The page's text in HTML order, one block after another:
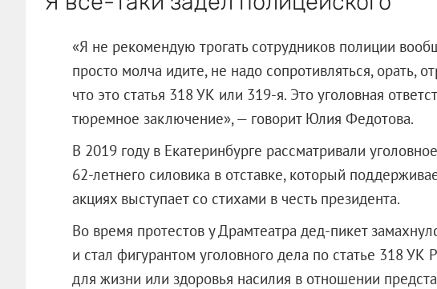
«Я не рекомендую трогать сотрудников полиции
просто молча идите, не надо сопротивляться, орать,
что это статья 318 УК или 319-я. Это уголовная
тюремное заключение», — говорит Юлия Федотова.
В 2019 году в Екатеринбурге рассматривали
62-летнего силовика в отставке, который
акциях выступает со стихами в честь президента.
Во время протестов у Драмтеатра дед-пикет
и стал фигурантом уголовного дела по статье 318
для жизни или здоровья насилия в отношении